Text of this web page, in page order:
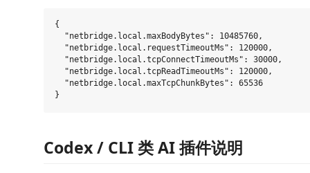
{
  "netbridge.local.maxBodyBytes": 10485760,
  "netbridge.local.requestTimeoutMs": 120000,
  "netbridge.local.tcpConnectTimeoutMs": 30000,
  "netbridge.local.tcpReadTimeoutMs": 120000,
  "netbridge.local.maxTcpChunkBytes": 65536
Codex / CLI 类 AI 插件说明